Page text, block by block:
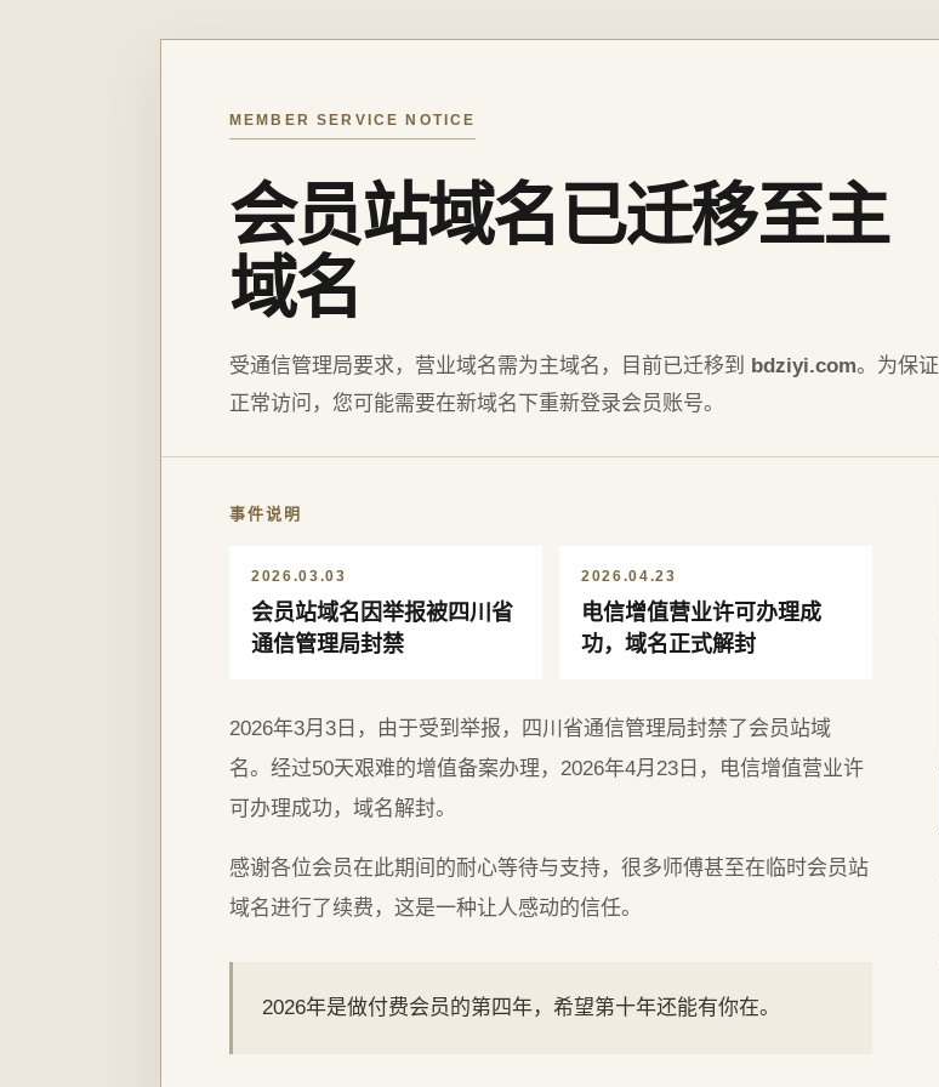
MEMBER SERVICE NOTICE
会员站域名已迁移至主
域名
受通信管理局要求，营业域名需为主域名，目前已迁移到 bdziyi.com。为保证
正常访问，您可能需要在新域名下重新登录会员账号。
事件说明
2026.03.03
会员站域名因举报被四川省
通信管理局封禁
2026.04.23
电信增值营业许可办理成
功，域名正式解封
2026年3月3日，由于受到举报，四川省通信管理局封禁了会员站域
名。经过50天艰难的增值备案办理，2026年4月23日，电信增值营业许
可办理成功，域名解封。
感谢各位会员在此期间的耐心等待与支持，很多师傅甚至在临时会员站
域名进行了续费，这是一种让人感动的信任。
2026年是做付费会员的第四年，希望第十年还能有你在。